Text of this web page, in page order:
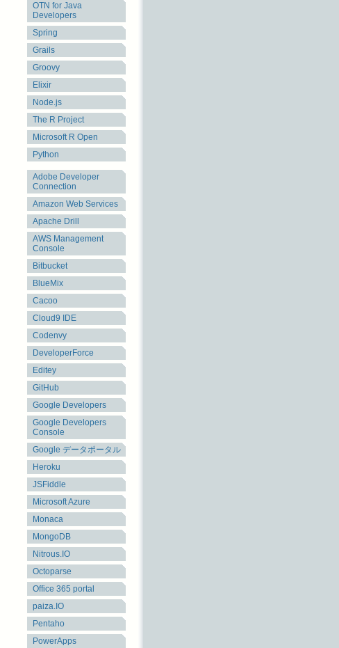
OTN for Java
Developers
Spring
Grails
Groovy
Elixir
Node.js
The R Project
Microsoft R Open
Python
Adobe Developer
Connection
Amazon Web Services
Apache Drill
AWS Management
Console
Bitbucket
BlueMix
Cacoo
Cloud9 IDE
Codenvy
DeveloperForce
Editey
GitHub
Google Developers
Google Developers
Console
Google データポータル
Heroku
JSFiddle
Microsoft Azure
Monaca
MongoDB
Nitrous.IO
Octoparse
Office 365 portal
paiza.IO
Pentaho
PowerApps